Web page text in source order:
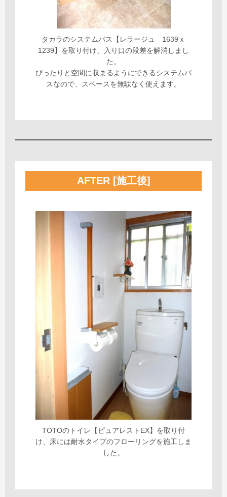
タカラのシステムバス【レラージュ 1639ｘ
1239】を取り付け、入り口の段差を解消しまし
た。
ぴったりと空間に収まるようにできるシステムバ
スなので、スペースを無駄なく使えます。
AFTER [施工後]
TOTOのトイレ【ピュアレストEX】を取り付
け、床には耐水タイプのフローリングを施工しま
した。